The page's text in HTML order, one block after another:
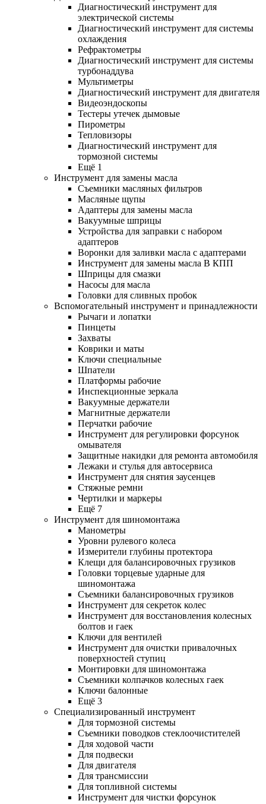
Диагностический инструмент для
электрической системы
Диагностический инструмент для системы
охлаждения
Рефрактометры
Диагностический инструмент для системы
турбонаддува
Мультиметры
Диагностический инструмент для двигателя
Видеоэндоскопы
Тестеры утечек дымовые
Пирометры
Тепловизоры
Диагностический инструмент для
тормозной системы
Ещё 1
Инструмент для замены масла
Съемники масляных фильтров
Масляные щупы
Адаптеры для замены масла
Вакуумные шприцы
Устройства для заправки с набором
адаптеров
Воронки для заливки масла с адаптерами
Инструмент для замены масла В КПП
Шприцы для смазки
Насосы для масла
Головки для сливных пробок
Вспомогательный инструмент и принадлежности
Рычаги и лопатки
Пинцеты
Захваты
Коврики и маты
Ключи специальные
Шпатели
Платформы рабочие
Инспекционные зеркала
Вакуумные держатели
Магнитные держатели
Перчатки рабочие
Инструмент для регулировки форсунок
омывателя
Защитные накидки для ремонта автомобиля
Лежаки и стулья для автосервиса
Инструмент для снятия заусенцев
Стяжные ремни
Чертилки и маркеры
Ещё 7
Инструмент для шиномонтажа
Манометры
Уровни рулевого колеса
Измерители глубины протектора
Клещи для балансировочных грузиков
Головки торцевые ударные для
шиномонтажа
Съемники балансировочных грузиков
Инструмент для секреток колес
Инструмент для восстановления колесных
болтов и гаек
Ключи для вентилей
Инструмент для очистки привалочных
поверхностей ступиц
Монтировки для шиномонтажа
Съемники колпачков колесных гаек
Ключи балонные
Ещё 3
Специализированный инструмент
Для тормозной системы
Съемники поводков стеклоочистителей
Для ходовой части
Для подвески
Для двигателя
Для трансмиссии
Для топливной системы
Инструмент для чистки форсунок